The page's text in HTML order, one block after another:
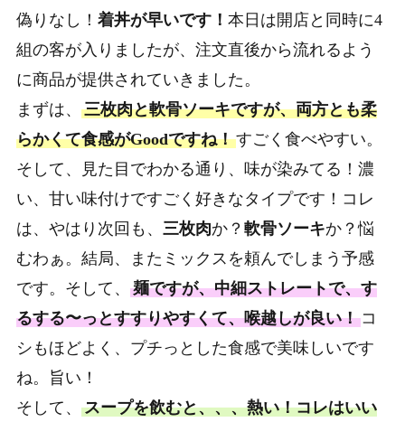
偽りなし！ 着丼が早いです！ 本日は開店と同時に4
組の客が入りましたが、注文直後から流れるよう
に商品が提供されていきました。
まずは、
三枚肉と軟骨ソーキですが、両方とも柔
らかくて食感がGoodですね！すごく食べやすい。
そして、見た目でわかる通り、味が染みてる！濃
い、甘い味付けですごく好きなタイプです！コレ
は、やはり次回も、 三枚肉か？ 軟骨ソーキか？悩
むわぁ。結局、またミックスを頼んでしまう予感
です。そして、
麺ですが、中細ストレートで、す
るする〜っとすすりやすくて、喉越しが良い！コ
シもほどよく、プチっとした食感で美味しいです
ね。旨い！
そして、
スープを飲むと、、、熱い！コレはいい